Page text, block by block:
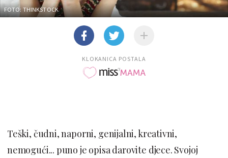
FOTO: THINKSTOCK
KLOKANICA POSTALA
Teški, čudni, naporni, genijalni, kreativni,
nemogući... puno je opisa darovite djece. Svojoj